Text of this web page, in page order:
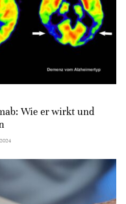
Wie er wirkt und